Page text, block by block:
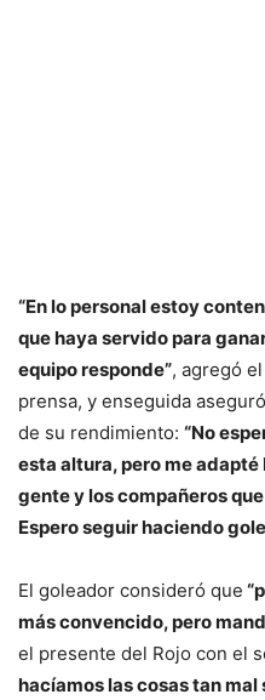
“En lo personal estoy
que haya servido para
equipo responde”, agregó
prensa, y enseguida
de su rendimiento: “No
esta altura, pero me
gente y los compañeros
Espero seguir haciendo
El goleador consideró que
más convencido, pero
el presente del Rojo con el
hacíamos las cosas tan mal